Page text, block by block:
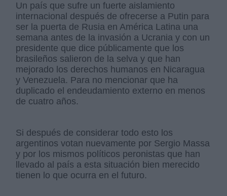
Un país que sufre un fuerte aislamiento
internacional después de ofrecerse a Putin para
ser la puerta de Rusia en América Latina una
semana antes de la invasión a Ucrania y con un
presidente que dice públicamente que los
brasileños salieron de la selva y que han
mejorado los derechos humanos en Nicaragua
y Venezuela. Para no mencionar que ha
duplicado el endeudamiento externo en menos
de cuatro años.
Si después de considerar todo esto los
argentinos votan nuevamente por Sergio Massa
y por los mismos políticos peronistas que han
llevado al país a esta situación bien merecido
tienen lo que ocurra en el futuro.